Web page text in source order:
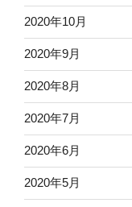
2020年10月
2020年9月
2020年8月
2020年7月
2020年6月
2020年5月